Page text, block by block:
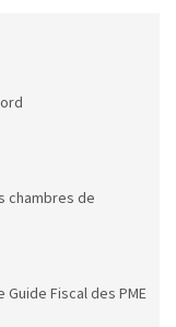
chambres de
Fiscal des PME